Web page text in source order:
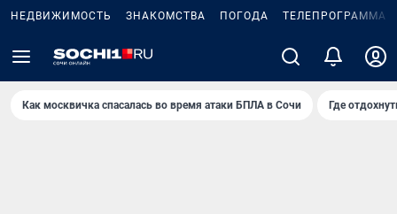
НЕДВИЖИМОСТЬ ЗНАКОМСТВА ПОГОДА ТЕЛЕПРОГРАММА
Как москвичка спасалась во время атаки БПЛА в Сочи Где